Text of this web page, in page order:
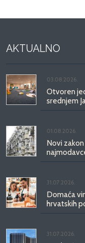
AKTUALNO
03.08.2026.
Otvoren
srednjem
01.08.2026.
Novi
31.07.2026.
Domaća
hrvatskih
31.07.2026.